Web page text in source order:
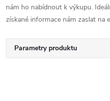
nám ho nabídnout k výkupu.
získané informace nám zaslat na
Parametry produktu